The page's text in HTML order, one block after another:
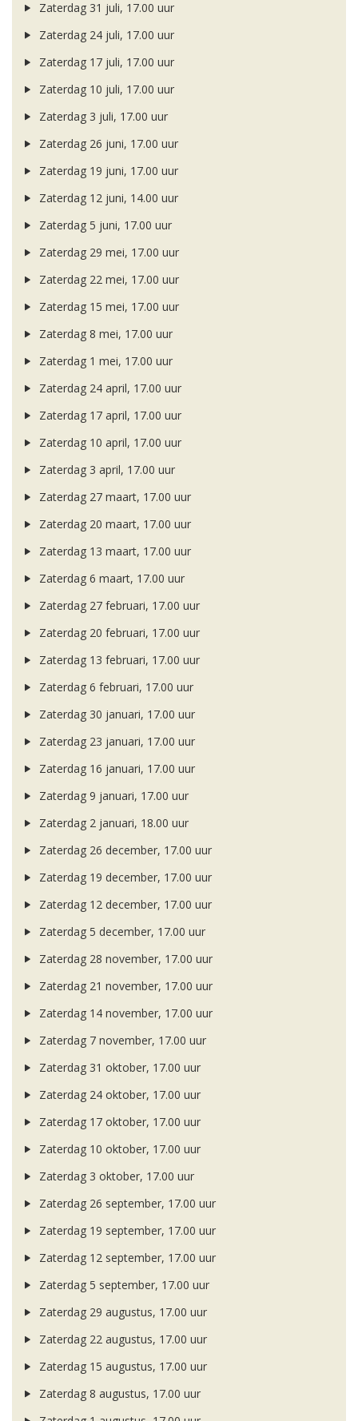
Zaterdag 31 juli, 17.00 uur
Zaterdag 24 juli, 17.00 uur
Zaterdag 17 juli, 17.00 uur
Zaterdag 10 juli, 17.00 uur
Zaterdag 3 juli, 17.00 uur
Zaterdag 26 juni, 17.00 uur
Zaterdag 19 juni, 17.00 uur
Zaterdag 12 juni, 14.00 uur
Zaterdag 5 juni, 17.00 uur
Zaterdag 29 mei, 17.00 uur
Zaterdag 22 mei, 17.00 uur
Zaterdag 15 mei, 17.00 uur
Zaterdag 8 mei, 17.00 uur
Zaterdag 1 mei, 17.00 uur
Zaterdag 24 april, 17.00 uur
Zaterdag 17 april, 17.00 uur
Zaterdag 10 april, 17.00 uur
Zaterdag 3 april, 17.00 uur
Zaterdag 27 maart, 17.00 uur
Zaterdag 20 maart, 17.00 uur
Zaterdag 13 maart, 17.00 uur
Zaterdag 6 maart, 17.00 uur
Zaterdag 27 februari, 17.00 uur
Zaterdag 20 februari, 17.00 uur
Zaterdag 13 februari, 17.00 uur
Zaterdag 6 februari, 17.00 uur
Zaterdag 30 januari, 17.00 uur
Zaterdag 23 januari, 17.00 uur
Zaterdag 16 januari, 17.00 uur
Zaterdag 9 januari, 17.00 uur
Zaterdag 2 januari, 18.00 uur
Zaterdag 26 december, 17.00 uur
Zaterdag 19 december, 17.00 uur
Zaterdag 12 december, 17.00 uur
Zaterdag 5 december, 17.00 uur
Zaterdag 28 november, 17.00 uur
Zaterdag 21 november, 17.00 uur
Zaterdag 14 november, 17.00 uur
Zaterdag 7 november, 17.00 uur
Zaterdag 31 oktober, 17.00 uur
Zaterdag 24 oktober, 17.00 uur
Zaterdag 17 oktober, 17.00 uur
Zaterdag 10 oktober, 17.00 uur
Zaterdag 3 oktober, 17.00 uur
Zaterdag 26 september, 17.00 uur
Zaterdag 19 september, 17.00 uur
Zaterdag 12 september, 17.00 uur
Zaterdag 5 september, 17.00 uur
Zaterdag 29 augustus, 17.00 uur
Zaterdag 22 augustus, 17.00 uur
Zaterdag 15 augustus, 17.00 uur
Zaterdag 8 augustus, 17.00 uur